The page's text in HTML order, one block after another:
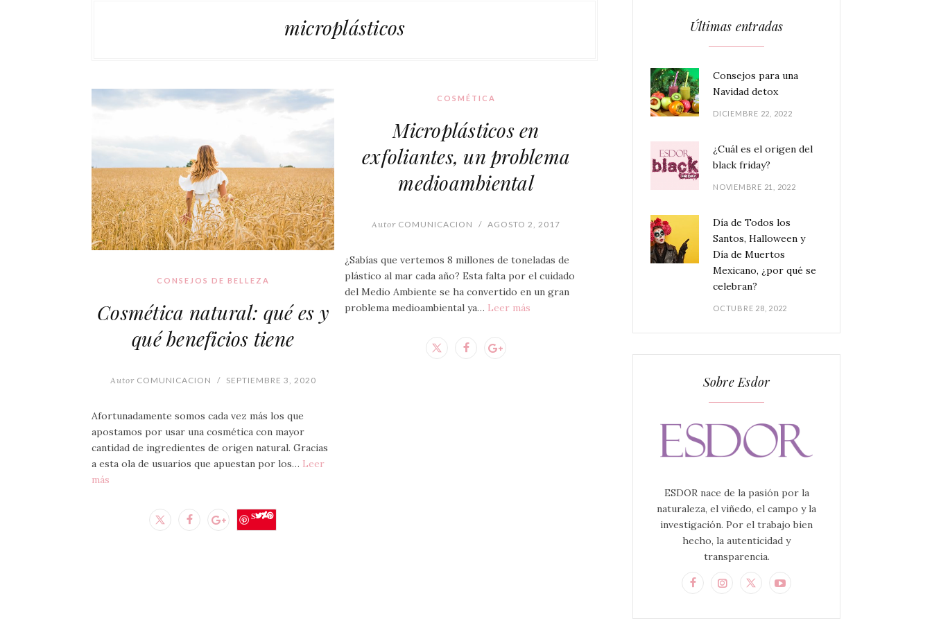
microplásticos
CONSEJOS DE BELLEZA
Cosmética natural: qué es y
qué beneficios tiene
AutorCOMUNICACION / SEPTIEMBRE 3, 2020
Afortunadamente somos cada vez más los que
apostamos por usar una cosmética con mayor
cantidad de ingredientes de origen natural. Gracias
a esta ola de usuarios que apuestan por los… Leer
más
Save
COSMÉTICA
Microplásticos en
exfoliantes, un problema
medioambiental
Autor COMUNICACION / AGOSTO 2, 2017
¿Sabías que vertemos 8 millones de toneladas de
plástico al mar cada año? Esta falta por el cuidado
del Medio Ambiente se ha convertido en un gran
problema medioambiental ya… Leer más
Últimas entradas
Consejos para una
Navidad detox
DICIEMBRE 22, 2022
¿Cuál es el origen del
black friday?
NOVIEMBRE 21, 2022
Día de Todos los
Santos, Halloween y
Día de Muertos
Mexicano, ¿por qué se
celebran?
OCTUBRE 28, 2022
Sobre Esdor
ESDOR nace de la pasión por la
naturaleza, el viñedo, el campo y la
investigación. Por el trabajo bien
hecho, la autenticidad y
transparencia.